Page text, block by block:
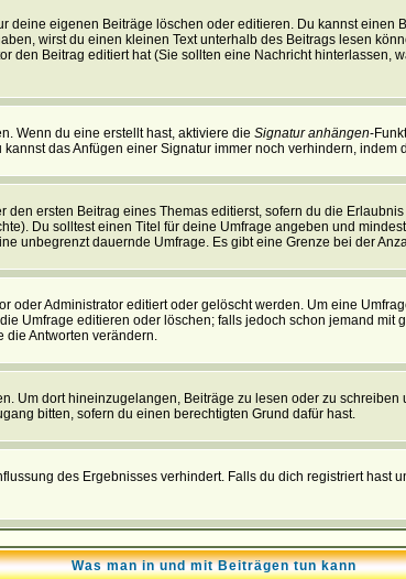
deine eigenen Beiträge löschen oder editieren. Du kannst
wirst du einen kleinen Text unterhalb des Beitrags lesen
den Beitrag editiert hat (Sie sollten eine Nachricht hinterlassen,
Wenn du eine erstellt hast, aktiviere die Signatur anhängen-
das Anfügen einer Signatur immer noch verhindern,
ersten Beitrag eines Themas editierst, sofern du die
Du solltest einen Titel für deine Umfrage angeben und
unbegrenzt dauernde Umfrage. Es gibt eine Grenze bei der
oder Administrator editiert oder gelöscht werden. Um eine
Umfrage editieren oder löschen; falls jedoch schon jemand
die Antworten verändern.
Um dort hineinzugelangen, Beiträge zu lesen oder zu
bitten, sofern du einen berechtigten Grund dafür hast.
des Ergebnisses verhindert. Falls du dich registriert hast
Was man in und mit Beiträgen tun kann